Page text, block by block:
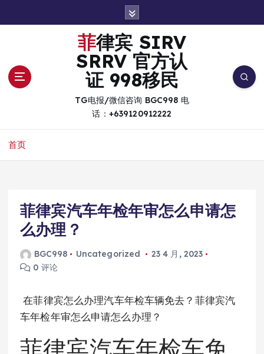
菲律宾 SIRV
SRRV 官方认
证 998移民
TG电报/微信咨询 BGC998 电
话：+639120912222
首页
菲律宾汽车年检年审怎么申请怎
么办理？
BGC998 Uncategorized
23 4 月, 2023
0 评论
在菲律宾怎么办理汽车年检车辆免去？菲律宾汽
车年检年审怎么申请怎么办理？